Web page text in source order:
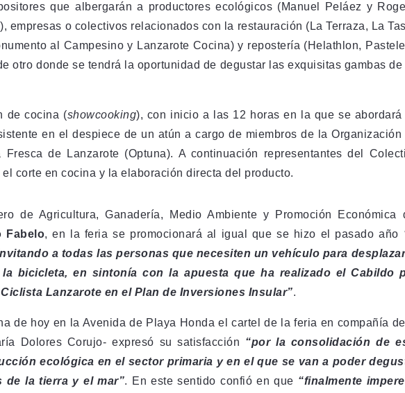
que albergarán a productores ecológicos (Manuel Peláez y
empresas o colectivos relacionados con la restauración (La Terraza, La
al Campesino y Lanzarote Cocina) y repostería (Helathlon,
otro donde se tendrá la oportunidad de degustar las exquisitas gambas de
de cocina (showcooking), con inicio a las 12 horas en la que se abordará
en el despiece de un atún a cargo de miembros de la Organización
de Lanzarote (Optuna). A continuación representantes del
corte en cocina y la elaboración directa del producto.
de Agricultura, Ganadería, Medio Ambiente y Promoción Económica
Fabelo, en la feria se promocionará al igual que se hizo el pasado año
a todas las personas que necesiten un vehículo para
bicicleta, en sintonía con la apuesta que ha realizado el Cabildo
Lanzarote en el Plan de Inversiones Insular”.
de hoy en la Avenida de Playa Honda el cartel de la feria en compañía
Dolores Corujo- expresó su satisfacción “por la consolidación de
ecológica en el sector primaria y en el que se van a poder
de la tierra y el mar”. En este sentido confió en que “finalmente